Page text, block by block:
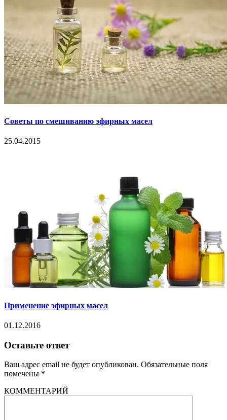
Советы по смешиванию эфирных масел
25.04.2015
Применение эфирных масел
01.12.2016
Оставьте ответ
Ваш адрес email не будет опубликован. Обязательные поля
помечены *
КОММЕНТАРИЙ